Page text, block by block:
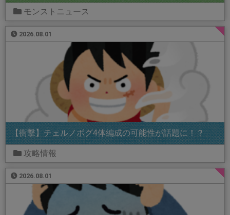
モンストニュース
2026.08.01
【衝撃】チェルノボグ4体編成の可能性が話題に！？
攻略情報
2026.08.01